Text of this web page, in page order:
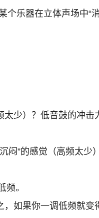
乐器在立体声场中“
太少）？低音鼓的冲
闷”的感觉（高频太少
。
如果你一调低频就变得